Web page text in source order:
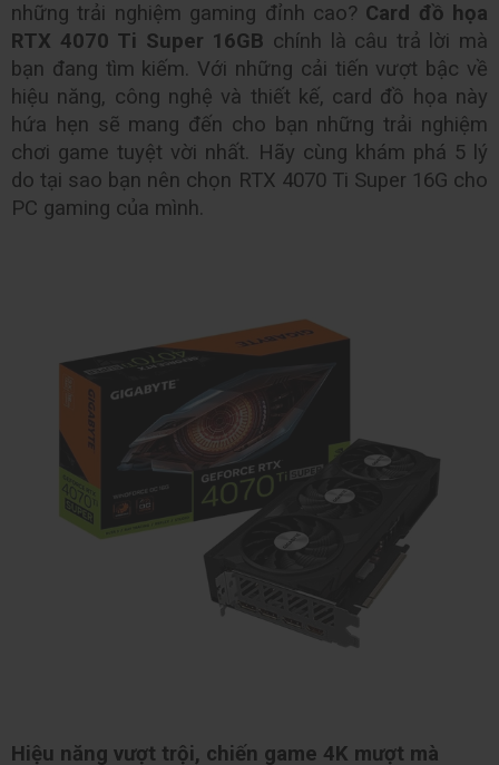
những trải nghiệm gaming đỉnh cao? Card đồ họa
RTX 4070 Ti Super 16GB chính là câu trả lời mà
bạn đang tìm kiếm. Với những cải tiến vượt bậc về
hiệu năng, công nghệ và thiết kế, card đồ họa này
hứa hẹn sẽ mang đến cho bạn những trải nghiệm
chơi game tuyệt vời nhất. Hãy cùng khám phá 5 lý
do tại sao bạn nên chọn RTX 4070 Ti Super 16G cho
PC gaming của mình.
Hiệu năng vượt trội, chiến game 4K mượt mà